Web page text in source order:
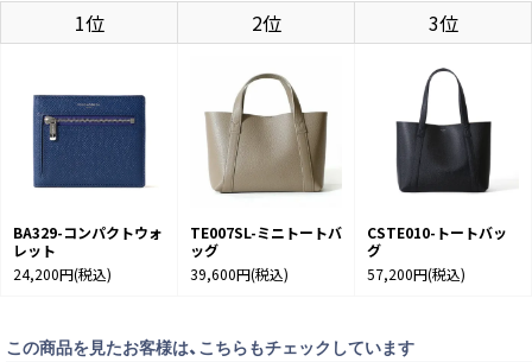
1位 2位 3位
BA329-コンパクトウォ
レット
24,200円(税込)
TE007SL-ミニトートバ
ッグ
39,600円(税込)
CSTE010-トートバッ
グ
57,200円(税込)
この商品を見たお客様は、こちらもチェックしています